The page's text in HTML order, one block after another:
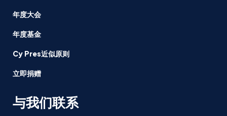
年度大会
年度基金
Cy Pres近似原则
立即捐赠
与我们联系